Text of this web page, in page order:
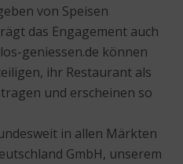
von Speisen
das Engagement auch
geniessen.de können
ihr Restaurant als
und erscheinen so
in allen Märkten
GmbH, unserem